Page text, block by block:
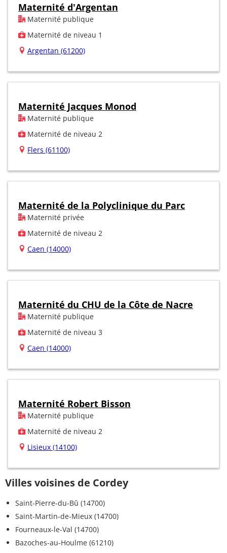
Maternité d'Argentan
Maternité publique
Maternité de niveau 1
Argentan (61200)
Maternité Jacques Monod
Maternité publique
Maternité de niveau 2
Flers (61100)
Maternité de la Polyclinique du Parc
Maternité privée
Maternité de niveau 2
Caen (14000)
Maternité du CHU de la Côte de Nacre
Maternité publique
Maternité de niveau 3
Caen (14000)
Maternité Robert Bisson
Maternité publique
Maternité de niveau 2
Lisieux (14100)
Villes voisines de Cordey
Saint-Pierre-du-Bû (14700)
Saint-Martin-de-Mieux (14700)
Fourneaux-le-Val (14700)
Bazoches-au-Houlme (61210)